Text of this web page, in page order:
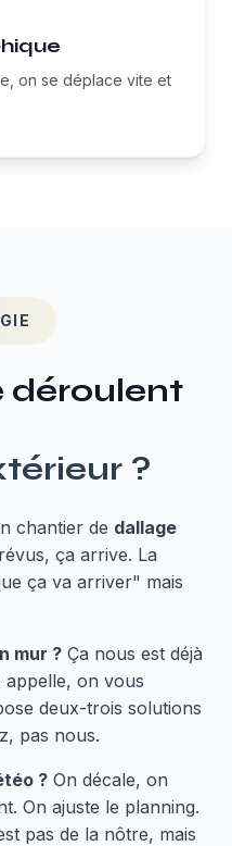
on se déplace vite et
déroulent
?
chantier de dallage
ça arrive. La
ça va arriver" mais
mur ? Ça nous est déjà
on vous
deux-trois solutions
pas nous.
? On décale, on
On ajuste le planning.
pas de la nôtre, mais